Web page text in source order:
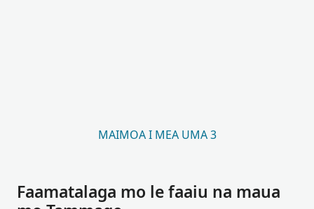
MAIMOA I MEA UMA 3
Faamatalaga mo le faaiu na maua